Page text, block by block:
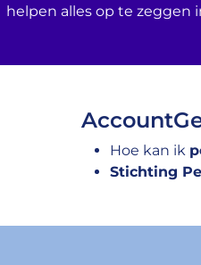
helpen alles op te zeggen
Hoe kan ik
Stichting